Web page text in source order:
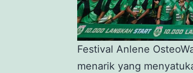
Festival Anlene
menarik yang